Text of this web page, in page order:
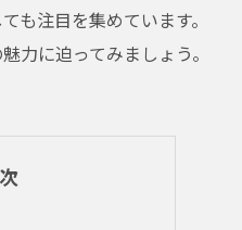
も注目を集めています。
力に迫ってみましょう。